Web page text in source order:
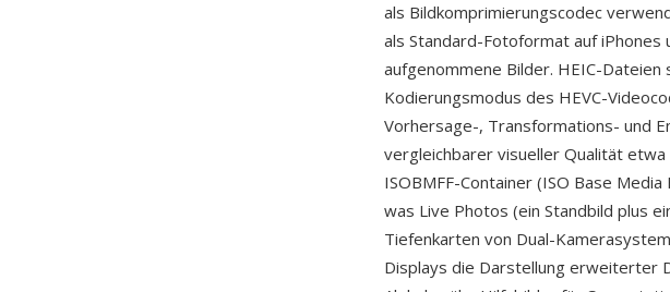
als Bildkomprimierungscodec
als Standard-Fotoformat auf iPhones
aufgenommene Bilder. HEIC-
Kodierungsmodus des HEVC-
Vorhersage-, Transformations- und
vergleichbarer visueller Qualität
ISOBMFF-Container (ISO Base
was Live Photos (ein Standbild plus
Tiefenkarten von Dual-
Displays die Darstellung erweiterter